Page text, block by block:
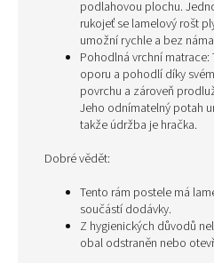
podlahovou plochu.
rukojeť se lamelový rošt
umožní rychle a bez
Pohodlná vrchní
oporu a pohodlí díky
povrchu a zároveň
Jeho odnímatelný potah
takže údržba je hračka.
Dobré vědět:
Tento rám postele má
součástí dodávky.
Z hygienických důvodů
obal odstraněn nebo